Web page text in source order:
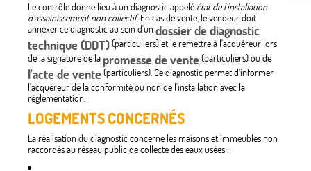
Le contrôle donne lieu à un diagnostic appelé état de l'installation
d'assainissement non collectif. En cas de vente, le vendeur doit
annexer ce diagnostic au sein d'undossier de diagnostic
technique (DDT)(particuliers) et le remettre à l'acquéreur lors
de la signature de la promesse de vente(particuliers) ou de
l'acte de vente(particuliers). Ce diagnostic permet d'informer
l'acquéreur de la conformité ou non de l'installation avec la
réglementation.
LOGEMENTS CONCERNÉS
La réalisation du diagnostic concerne les maisons et immeubles non
raccordés au réseau public de collecte des eaux usées :